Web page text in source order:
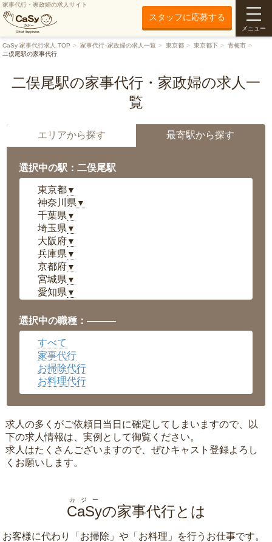
家事代行・家政婦の求人サイト
スタッフに応募する
メニュー
CaSy 家事代行求人 TOP 家事代行･家政婦の求人一覧 東京都 東京都下
青梅市
二俣尾駅の家事代行
二俣尾駅の家事代行・家政婦の求人一
覧
エリアから探す 最寄駅から探す
選択中の駅：二俣尾駅
東京都▼
神奈川県 ▼
千葉県 ▼
埼玉県 ▼
大阪府▼
兵庫県 ▼
京都府▼
宮城県 ▼
愛知県 ▼
岡山県▼
広島県▼
沖縄県
選択中の職種：———
すべて
家事代行
お掃除代行
お料理代行
求人の多くがご依頼日当日に確定してしまいますので、以
下の求人情報は、実例として御覧ください。
求人はたくさんございますので、ぜひキャスト登録よろし
くお願いします。
CaSy
カジー
の家事代行とは
お客様に代わり「 お掃除 」や「 お料理 」を行うお仕事です。